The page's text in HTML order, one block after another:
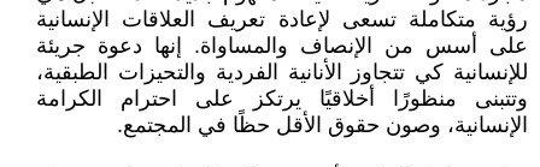
رؤية متكاملة تسعى لإعادة تعريف العلاقات الإنسانية
على أسس من الإنصاف والمساواة. إنها دعوة جريئة
للإنسانية كي تتجاوز الأنانية الفردية والتحيزات الطبقية،
وتتبنى منظورًا أخلاقيًا يرتكز على احترام الكرامة
الإنسانية، وصون حقوق الأقل حظًا في المجتمع.